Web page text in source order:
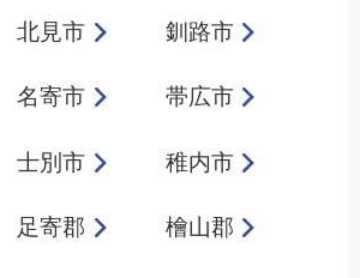
北見市 釧路市
名寄市 帯広市
士別市 稚内市
足寄郡 檜山郡